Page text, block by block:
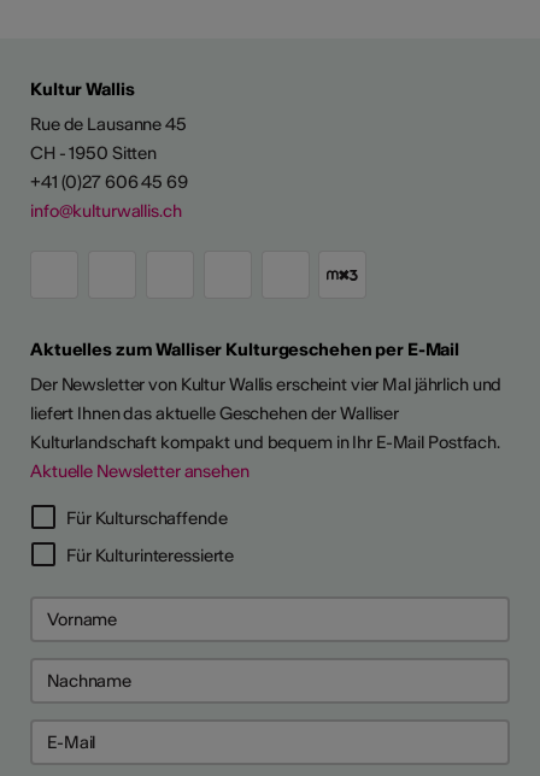
Kultur Wallis
Rue de Lausanne 45
CH - 1950 Sitten
+41 (0)27 606 45 69
info@kulturwallis.ch
Aktuelles zum Walliser Kulturgeschehen per E-Mail
Der Newsletter von Kultur Wallis erscheint vier Mal jährlich und
liefert Ihnen das aktuelle Geschehen der Walliser
Kulturlandschaft kompakt und bequem in Ihr E-Mail Postfach.
Aktuelle Newsletter ansehen
Für Kulturschaffende
Für Kulturinteressierte